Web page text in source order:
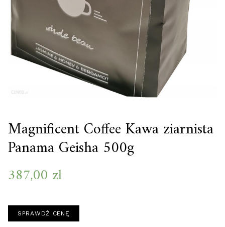
Magnificent Coffee Kawa ziarnista
Panama Geisha 500g
387,00 zł
SPRAWDŹ CENĘ